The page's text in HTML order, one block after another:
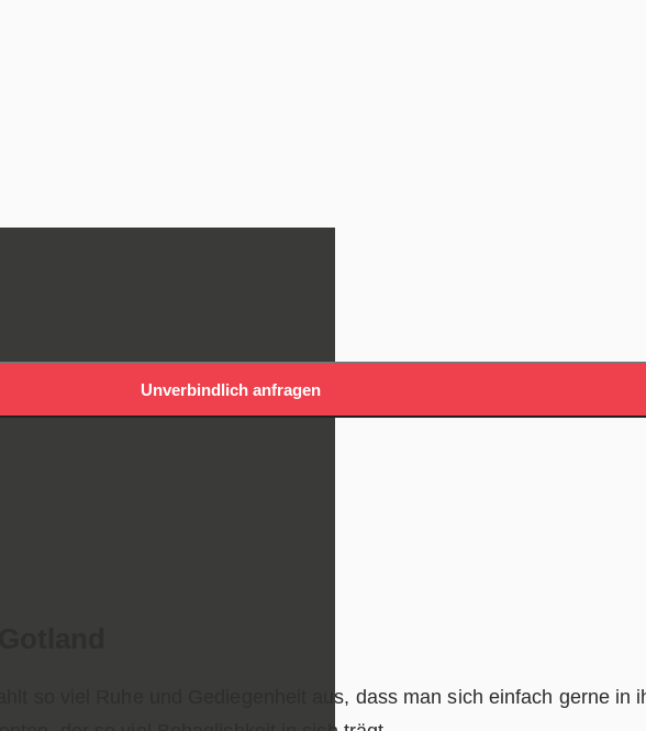
Unverbindlich anfragen
so viel Ruhe und Gediegenheit aus, dass man sich einfach gerne in